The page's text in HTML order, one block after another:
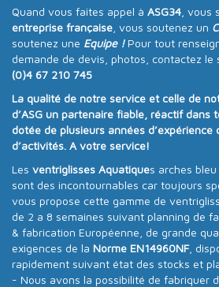
Quand vous faites appel à ASG34 , vous
entreprise française , vous soutenez un
soutenez une Equipe !Pour tout
demande de devis, photos, contactez le
(0)4 67 210 745
La qualité de notre service et celle de
d’ASG un partenaire fiable, réactif dans
dotée de plusieurs années d’expérience
d’activités. A votre service!
Les ventriglisses Aquatiques arches
sont des incontournables car toujours
vous propose cette gamme de
de 2 a 8 semaines suivant planning de
& fabrication Européenne, de grande
exigences de la Norme EN14960NF,
rapidement suivant état des stocks et
- Nous avons la possibilité de fabriquer